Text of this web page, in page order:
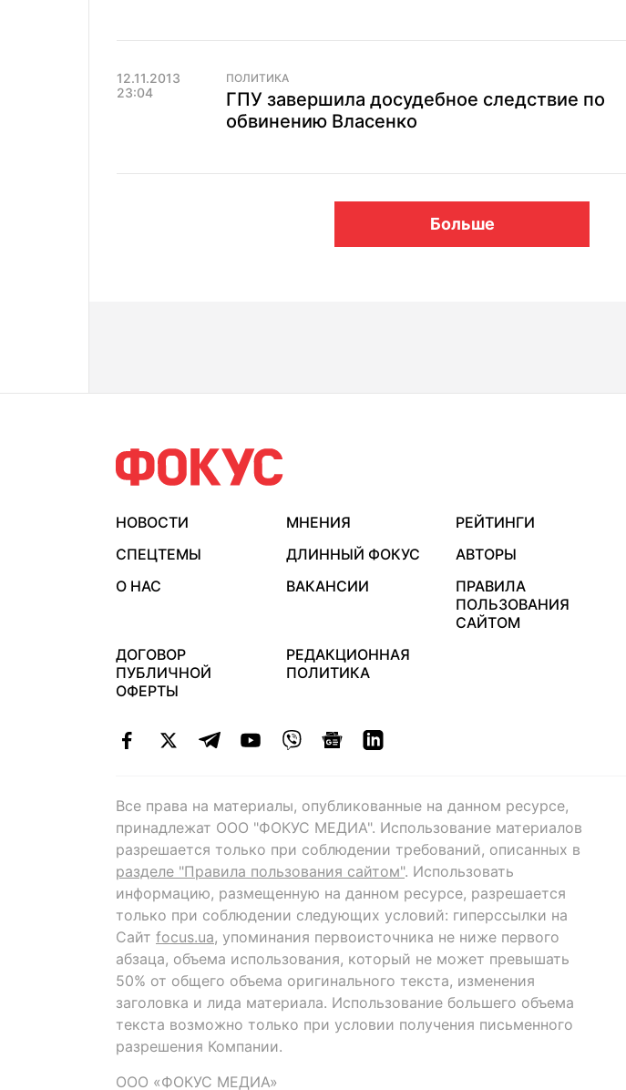
12.11.2013
23:04
ПОЛИТИКА
ГПУ завершила досудебное следствие по
обвинению Власенко
Больше
НОВОСТИ МНЕНИЯ
РЕЙТИНГИ
СПЕЦТЕМЫ
ДЛИННЫЙ ФОКУС
АВТОРЫ
О НАС
ВАКАНСИИ
ПРАВИЛА
ПОЛЬЗОВАНИЯ
САЙТОМ
ДОГОВОР
ПУБЛИЧНОЙ
ОФЕРТЫ
РЕДАКЦИОННАЯ
ПОЛИТИКА
Все права на материалы, опубликованные на данном ресурсе,
принадлежат ООО "ФОКУС МЕДИА". Использование материалов
разрешается только при соблюдении требований, описанных в
разделе "Правила пользования сайтом". Использовать
информацию, размещенную на данном ресурсе, разрешается
только при соблюдении следующих условий: гиперссылки на
Сайт focus.ua, упоминания первоисточника не ниже первого
абзаца, объема использования, который не может превышать
50% от общего объема оригинального текста, изменения
заголовка и лида материала. Использование большего объема
текста возможно только при условии получения письменного
разрешения Компании.
ООО «ФОКУС МЕДИА»